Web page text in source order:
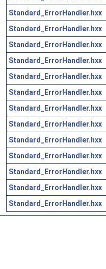
Standard_ErrorHandler.hxx
Standard_ErrorHandler.hxx
Standard_ErrorHandler.hxx
Standard_ErrorHandler.hxx
Standard_ErrorHandler.hxx
Standard_ErrorHandler.hxx
Standard_ErrorHandler.hxx
Standard_ErrorHandler.hxx
Standard_ErrorHandler.hxx
Standard_ErrorHandler.hxx
Standard_ErrorHandler.hxx
Standard_ErrorHandler.hxx
Standard_ErrorHandler.hxx